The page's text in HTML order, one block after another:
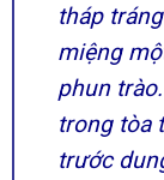
tháp
miệng
phun
trong tòa
trước